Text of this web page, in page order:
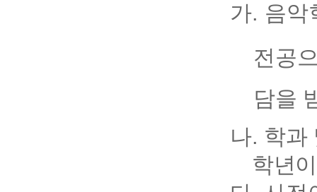
가. 음악
전공
담을
나. 학과
학년